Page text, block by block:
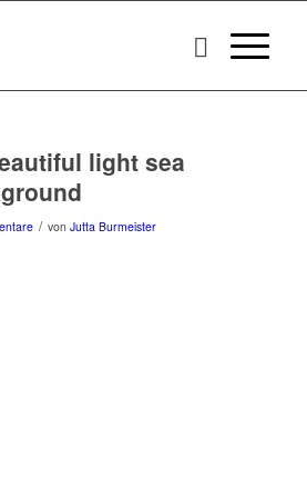
light sea
/ von Jutta Burmeister